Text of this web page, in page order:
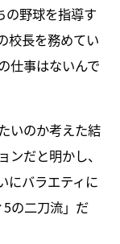
の野球を指導す
校長を務めてい
仕事はないんで
いのか考えた結
だと明かし、
にバラエティに
の二刀流」だ